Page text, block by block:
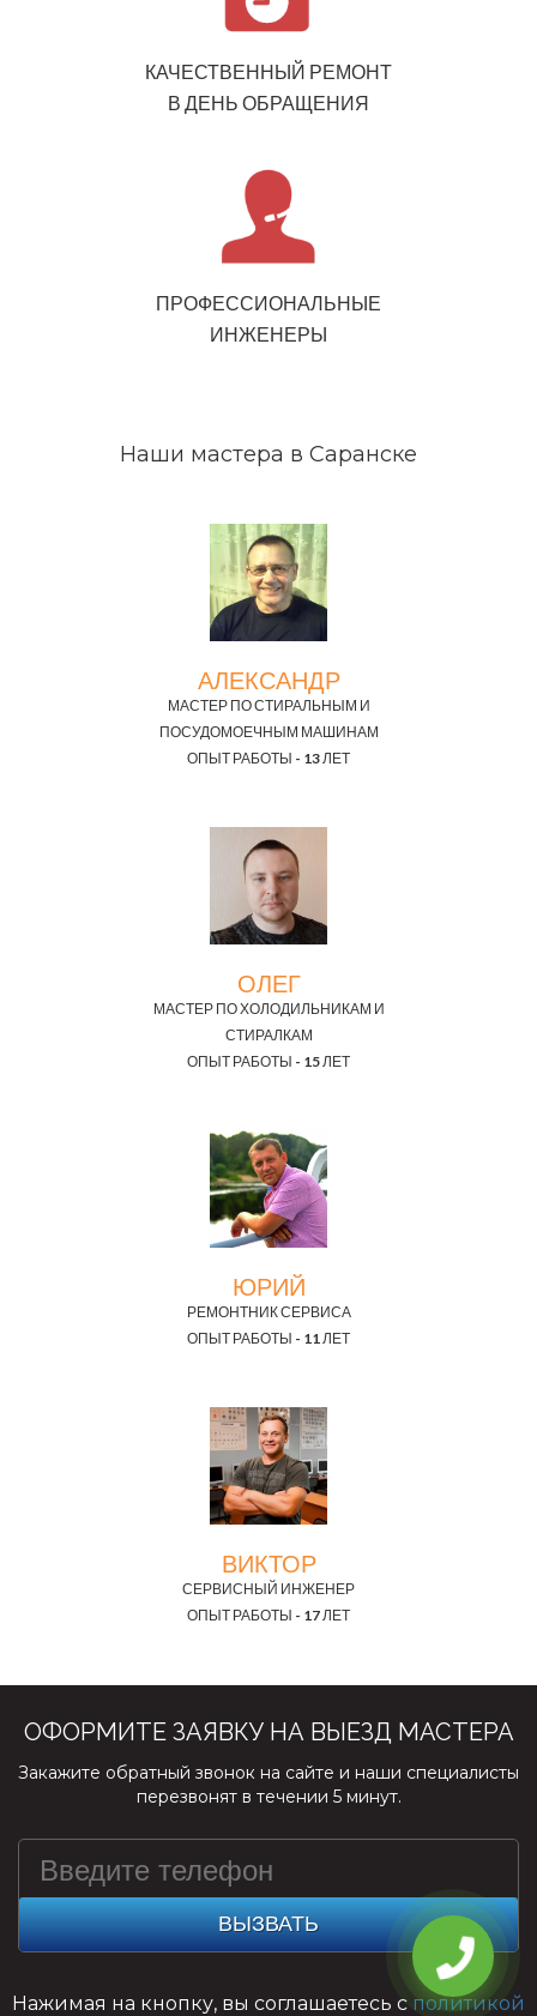
КАЧЕСТВЕННЫЙ РЕМОНТ
В ДЕНЬ ОБРАЩЕНИЯ
ПРОФЕССИОНАЛЬНЫЕ
ИНЖЕНЕРЫ
Наши мастера в Саранске
АЛЕКСАНДР
МАСТЕР ПО СТИРАЛЬНЫМ И
ПОСУДОМОЕЧНЫМ МАШИНАМ
ОПЫТ РАБОТЫ - 13 ЛЕТ
ОЛЕГ
МАСТЕР ПО ХОЛОДИЛЬНИКАМ И
СТИРАЛКАМ
ОПЫТ РАБОТЫ - 15 ЛЕТ
ЮРИЙ
РЕМОНТНИК СЕРВИСА
ОПЫТ РАБОТЫ - 11 ЛЕТ
ВИКТОР
СЕРВИСНЫЙ ИНЖЕНЕР
ОПЫТ РАБОТЫ - 17 ЛЕТ
ОФОРМИТЕ ЗАЯВКУ НА ВЫЕЗД МАСТЕРА
Закажите обратный звонок на сайте и наши специалисты
перезвонят в течении 5 минут.
ВЫЗВАТЬ
Нажимая на кнопку, вы соглашаетесь с политикой